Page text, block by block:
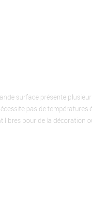
surface présente
pas de températures
libres pour de la décoration